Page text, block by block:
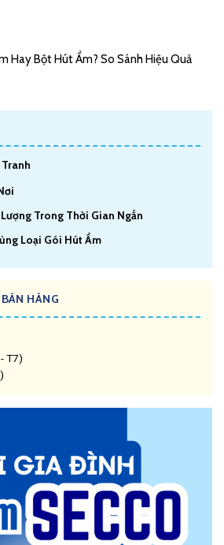
Hay Bột Hút Ẩm? So Sánh Hiệu Quả
Trong Thời Gian Ngắn
Loại Gói Hút Ẩm
HÀNG
T7)